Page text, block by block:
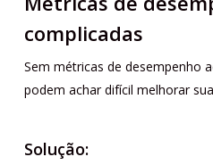
complicadas
Sem métricas de desempenho
podem achar difícil melhorar
Solução: